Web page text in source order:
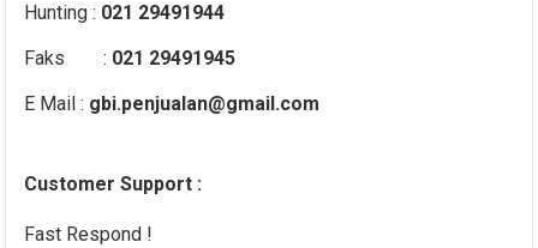
Hunting : 021 29491944
Faks : 021 29491945
E Mail : gbi.penjualan@gmail.com
Customer Support :
Fast Respond !